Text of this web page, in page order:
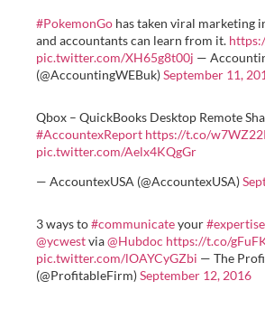
#PokemonGo has taken viral marketing
and accountants can learn from it.
pic.twitter.com/XH65g8t00j —
(@AccountingWEBuk)September 11,
Qbox – QuickBooks Desktop Remote
#AccountexReport https://t.co/
pic.twitter.com/Aelx4KQgGr
— AccountexUSA (@AccountexUSA)
3 ways to#communicateyour#expertise
@ycwestvia@Hubdoc https://t.co/
pic.twitter.com/lOAYCyGZbi — The
(@ProfitableFirm)September 12, 2016